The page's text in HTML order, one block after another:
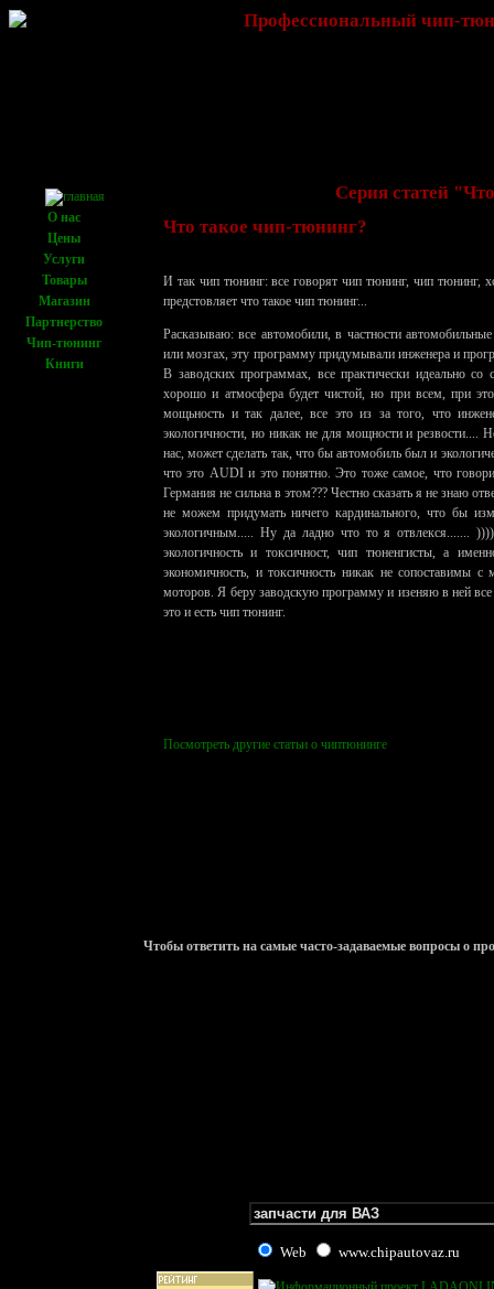
Профессиональный чип-
О нас
Цены
Услуги
Товары
Магазин
Партнерство
Чип-тюнинг
Книги
Серия статей
Что такое чип-тюнинг?
И так чип тюнинг: все говорят чип тюнинг, чип тюнинг,
предстовляет что такое чип тюнинг...
Расказываю: все автомобили, в частности
или мозгах, эту программу придумывали инженера и
В заводских программах, все практически идеально со
хорошо и атмосфера будет чистой, но при всем, при
мощьность и так далее, все это из за того, что
экологичности, но никак не для мощности и
нас, может сделать так, что бы автомобиль был и
что это AUDI и это понятно. Это тоже самое, что
Германия не сильна в этом??? Честно сказать я не знаю
не можем придумать ничего кардинального, что бы
экологичным..... Ну да ладно что то я отвлекся.......
экологичность и токсичност, чип тюненгисты, а
экономичность, и токсичность никак не сопоставимы
моторов. Я беру заводскую программу и изеняю в ней
это и есть чип тюнинг.
Посмотреть другие статьи о чиптюнинге
Чтобы ответить на самые часто-задаваемые вопросы о
Web www.chipautovaz.ru